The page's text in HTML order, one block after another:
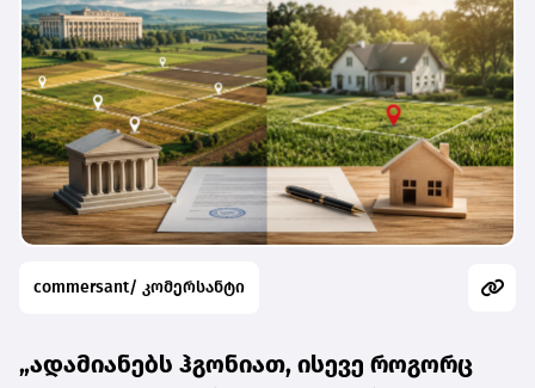
commersant/ კომერსანტი
„ადამიანებს ჰგონიათ, ისევე როგორც